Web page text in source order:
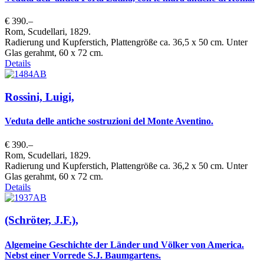
€ 390.–
Rom, Scudellari, 1829.
Radierung und Kupferstich, Plattengröße ca. 36,5 x 50 cm. Unter
Glas gerahmt, 60 x 72 cm.
Details
Rossini, Luigi,
Veduta delle antiche sostruzioni del Monte Aventino.
€ 390.–
Rom, Scudellari, 1829.
Radierung und Kupferstich, Plattengröße ca. 36,2 x 50 cm. Unter
Glas gerahmt, 60 x 72 cm.
Details
(Schröter, J.F.),
Algemeine Geschichte der Länder und Völker von America.
Nebst einer Vorrede S.J. Baumgartens.